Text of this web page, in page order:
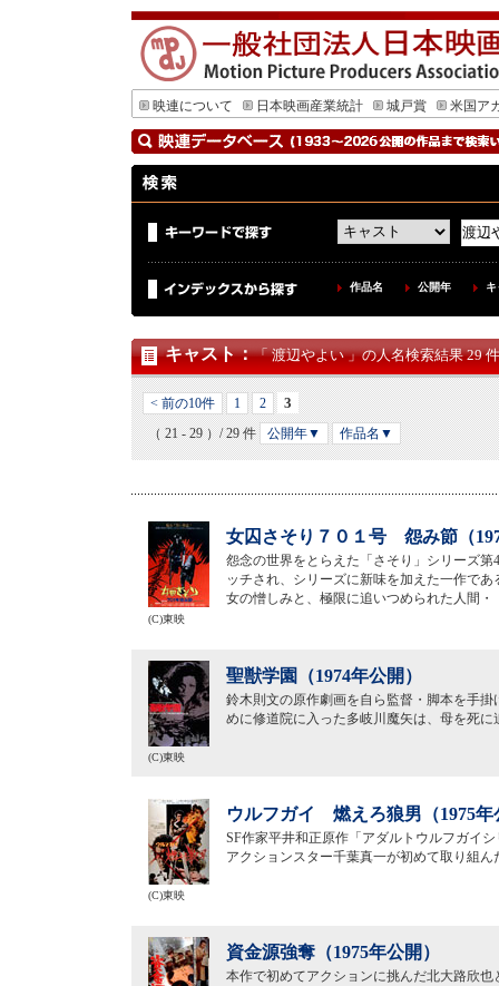
映連について 日本映画産業統計 城戸賞 米国ア
作品名 公開年
キャスト：「 渡辺やよい 」の人名検索結果 29 件
< 前の10件 1 2 3
（ 21 - 29 ）/ 29 件 公開年▼ 作品名▼
女囚さそり７０１号 怨み節（
怨念の世界をとらえた「さそり」シリーズ
ッチされ、シリーズに新味を加えた一作であ
女の憎しみと、極限に追いつめられた人間・
(C)東映
聖獣学園（1974年公開）
鈴木則文の原作劇画を自ら監督・脚本を手
めに修道院に入った多岐川魔矢は、母を死
(C)東映
ウルフガイ 燃えろ狼男（1975年
SF作家平井和正原作「アダルトウルフガイ
アクションスター千葉真一が初めて取り組ん
(C)東映
資金源強奪（1975年公開）
本作で初めてアクションに挑んだ北大路欣